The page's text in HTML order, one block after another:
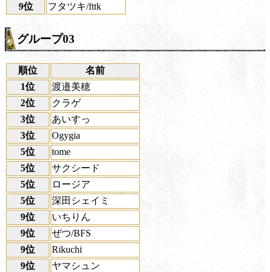
9位
フタツキ/fttk
グループ03
順位
名前
1位
渡邉美穂
2位
クラゲ
3位
あいすっ
3位
Ogygia
5位
tome
5位
サクシード
5位
ロージア
5位
深田シェイミ
9位
いちりん
9位
ぜつ/BFS
9位
Rikuchi
9位
ヤマシュン